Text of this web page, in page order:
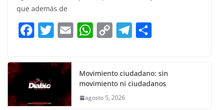
e
b
o
k
er
A
p
Li
n
a
m
e
que además de
F
c
e
b
T
itt
er
E W
s
A
C
y
Li
T
gr
a
e
Movimiento ciudadano: sin
movimiento ni ciudadanos
agosto 5, 2026